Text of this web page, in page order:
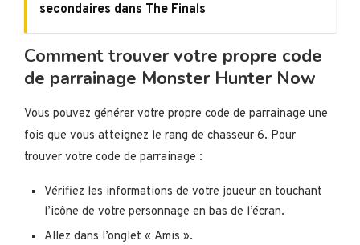
secondaires dans The Finals
Comment trouver votre propre code
de parrainage Monster Hunter Now
Vous pouvez générer votre propre code de parrainage une
fois que vous atteignez le rang de chasseur 6. Pour
trouver votre code de parrainage :
Vérifiez les informations de votre joueur en touchant
l’icône de votre personnage en bas de l’écran.
Allez dans l’onglet « Amis ».